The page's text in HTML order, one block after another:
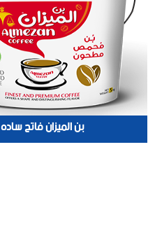
بن الميزان فاتح ساده